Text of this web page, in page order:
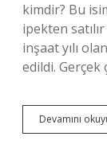
kimdir? Bu
ipekten
inşaat yılı
edildi.
Devamını